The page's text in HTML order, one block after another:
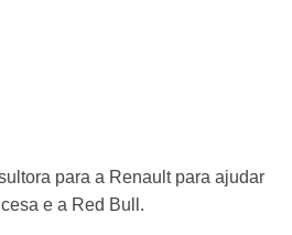
para a Renault para ajudar
e a Red Bull.